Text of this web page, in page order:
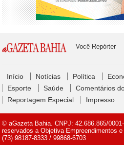
Você Repórter
Início Notícias Política
Esporte
Saúde
Comentários
Reportagem Especial
Impresso
© aGazeta Bahia. CNPJ: 42.686.865/
reservados a Objetiva Empreendimentos
(73) 98187-8333 / 99868-6703